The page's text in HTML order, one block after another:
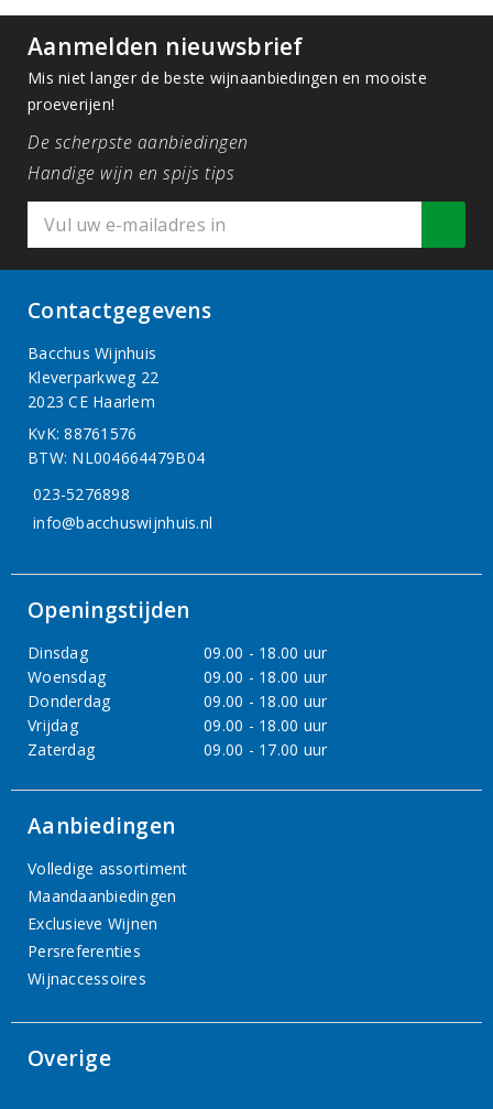
Aanmelden nieuwsbrief
Mis niet langer de beste wijnaanbiedingen en mooiste
proeverijen!
De scherpste aanbiedingen
Handige wijn en spijs tips
Contactgegevens
Bacchus Wijnhuis
Kleverparkweg 22
2023 CE Haarlem
KvK: 88761576
BTW: NL004664479B04
023-5276898
info@bacchuswijnhuis.nl
Openingstijden
Dinsdag
09.00 - 18.00 uur
Woensdag
09.00 - 18.00 uur
Donderdag
09.00 - 18.00 uur
Vrijdag
09.00 - 18.00 uur
Zaterdag
09.00 - 17.00 uur
Aanbiedingen
Volledige assortiment
Maandaanbiedingen
Exclusieve Wijnen
Persreferenties
Wijnaccessoires
Overige